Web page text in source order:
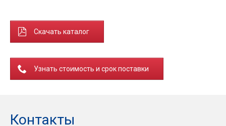
Скачать каталог
Узнать стоимость и срок поставки
Контакты